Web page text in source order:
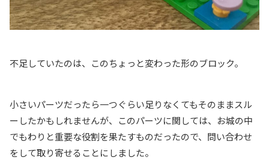
不足していたのは、このちょっと変わった形のブロック。
小さいパーツだったら一つぐらい足りなくてもそのままスル
ーしたかもしれませんが、このパーツに関しては、お城の中
でもわりと重要な役割を果たすものだったので、問い合わせ
をして取り寄せることにしました。